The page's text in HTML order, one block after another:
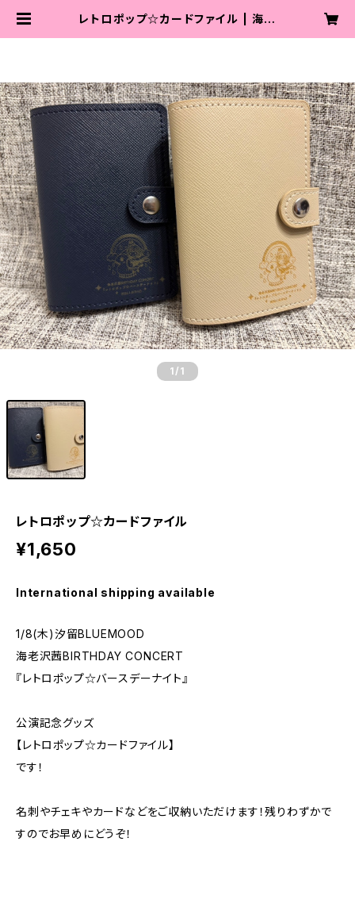
レトロポップ☆カードファイル | 海老
1 /1
レトロポップ☆カードファイル
¥1,650
International shipping available
1/8(木)汐留BLUEMOOD
海老沢茜BIRTHDAY CONCERT
『レトロポップ☆バースデーナイト』
公演記念グッズ
【レトロポップ☆カードファイル】
です！
名刺やチェキやカードなどをご収納いただけます！残りわずかで
すのでお早めにどうぞ！